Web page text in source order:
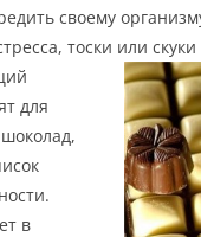
своему
тоски или
для
в